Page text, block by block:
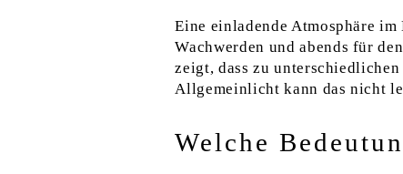
Eine einladende Atmosphäre
Wachwerden und abends für
zeigt, dass zu
Allgemeinlicht kann das nicht
Welche